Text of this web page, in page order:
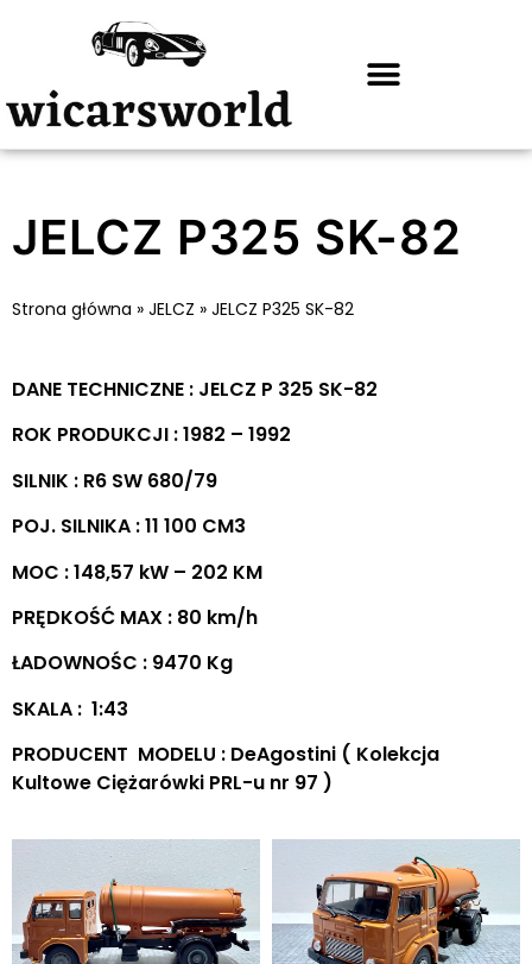
JELCZ P325 SK-82
Strona główna » JELCZ » JELCZ P325 SK-82
DANE TECHNICZNE : JELCZ P 325 SK-82
ROK PRODUKCJI : 1982 – 1992
SILNIK : R6 SW 680/79
POJ. SILNIKA : 11 100 CM3
MOC : 148,57 kW – 202 KM
PRĘDKOŚĆ MAX : 80 km/h
ŁADOWNOŚC : 9470 Kg
SKALA : 1:43
PRODUCENT MODELU : DeAgostini ( Kolekcja
Kultowe Ciężarówki PRL-u nr 97 )